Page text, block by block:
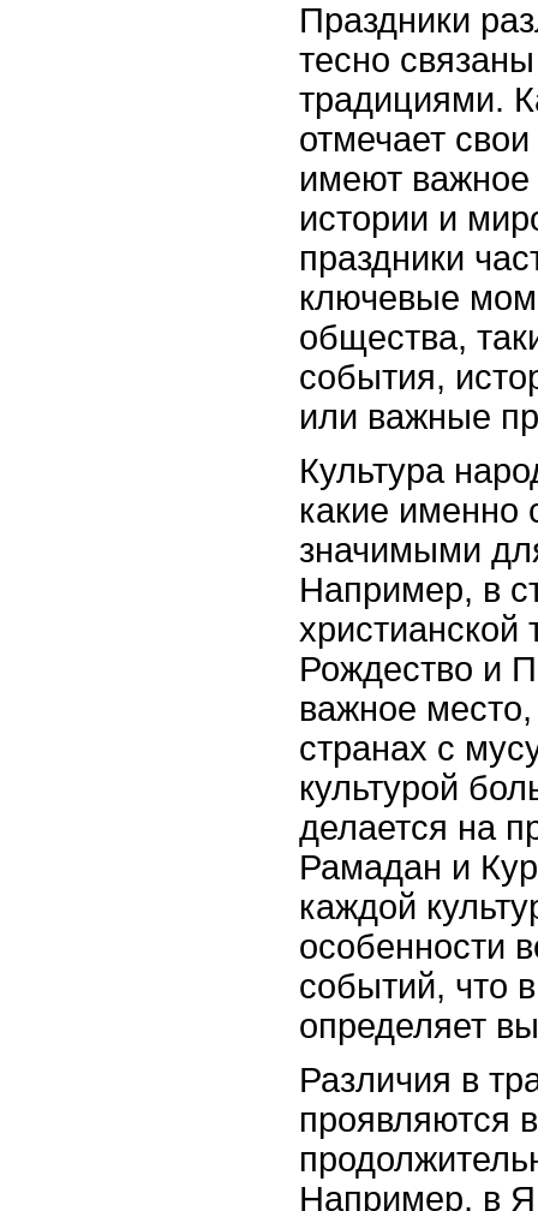
Праздники
тесно
традициями.
отмечает
имеют важное
истории и
праздники
ключевые
общества,
события,
или важные
Культура
какие именно
значимыми
Например, в
христианской
Рождество и
важное
странах с
культурой
делается на
Рамадан и
каждой
особенности
событий, что
определяет
Различия в
проявляются
Например, в